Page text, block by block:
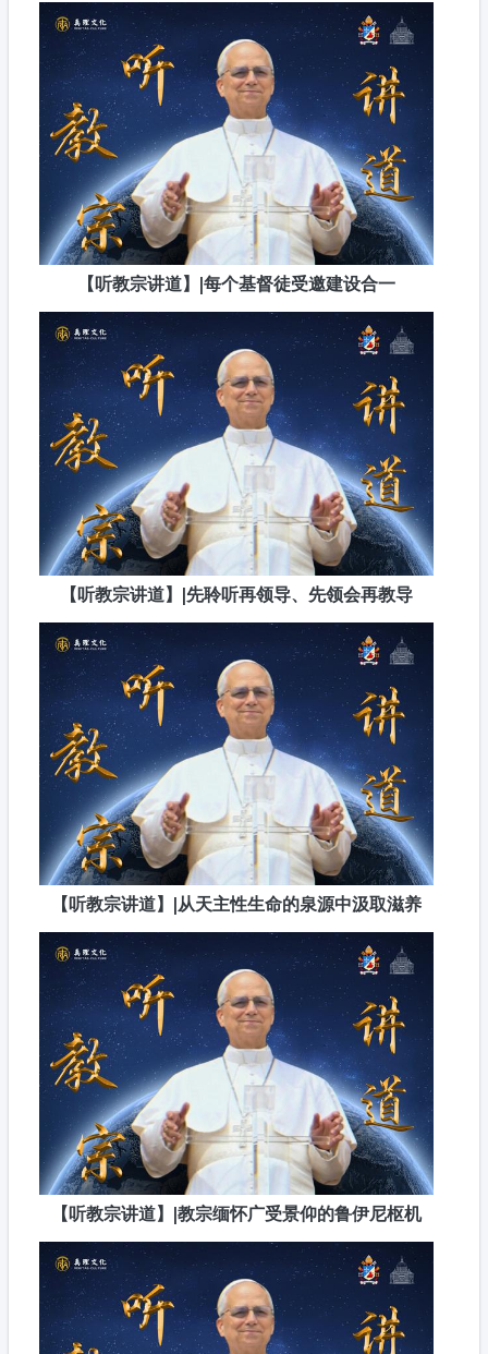
【听教宗讲道】|每个基督徒受邀建设合一
【听教宗讲道】|先聆听再领导、先领会再教导
【听教宗讲道】|从天主性生命的泉源中汲取滋养
【听教宗讲道】|教宗缅怀广受景仰的鲁伊尼枢机